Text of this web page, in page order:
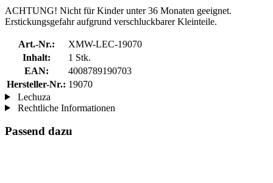
ACHTUNG! Nicht für Kinder unter 36 Monaten geeignet.
Erstickungsgefahr aufgrund verschluckbarer Kleinteile.
Art.-Nr.:
XMW-LEC-19070
Inhalt:
1 Stk.
EAN:
4008789190703
Hersteller-Nr.: 19070
Lechuza
Rechtliche Informationen
Passend dazu